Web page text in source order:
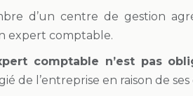
d’un centre de gestion
expert comptable.
comptable n’est pas
de l’entreprise en raison de